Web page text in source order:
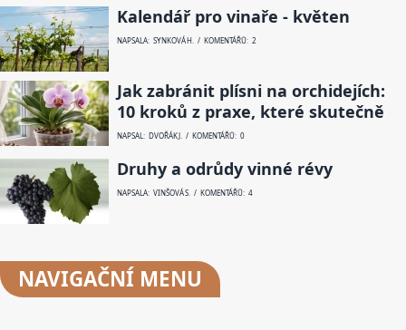
Kalendář pro vinaře - květen
NAPSALA: SYNKOVÁ H. / KOMENTÁŘŮ: 2
Jak zabránit plísni na orchidejích:
10 kroků z praxe, které skutečně
NAPSAL: DVOŘÁK J. / KOMENTÁŘŮ: 0
Druhy a odrůdy vinné révy
NAPSALA: VINŠOVÁ S. / KOMENTÁŘŮ: 4
NAVIGAČNÍ MENU